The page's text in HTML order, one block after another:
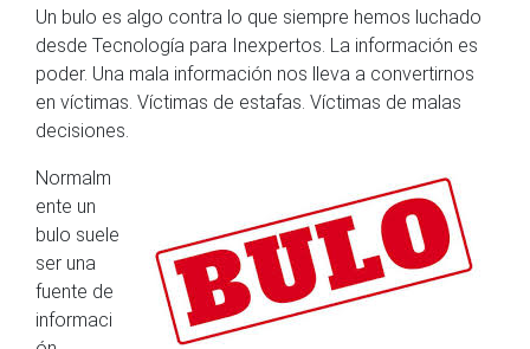
Un bulo es algo contra lo que siempre hemos luchado
desde Tecnología para Inexpertos. La información es
poder. Una mala información nos lleva a convertirnos
en víctimas. Víctimas de estafas. Víctimas de malas
decisiones.
Normalm
ente un
bulo suele
ser una
fuente de
informaci